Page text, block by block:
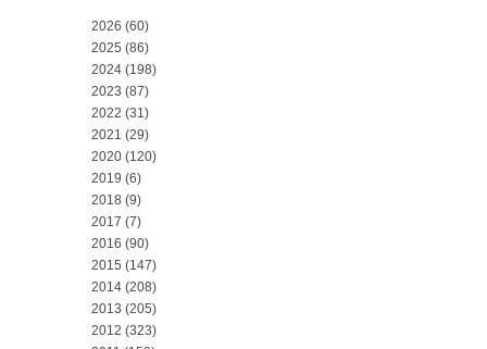
2026 (60)
2025 (86)
2024 (198)
2023 (87)
2022 (31)
2021 (29)
2020 (120)
2019 (6)
2018 (9)
2017 (7)
2016 (90)
2015 (147)
2014 (208)
2013 (205)
2012 (323)